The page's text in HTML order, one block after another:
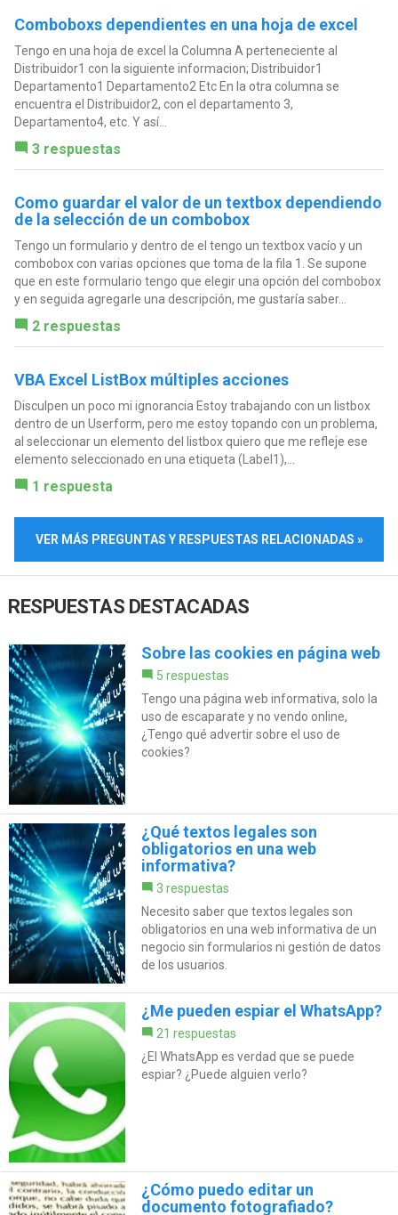
Comboboxs dependientes en una hoja de excel
Tengo en una hoja de excel la Columna A perteneciente al
Distribuidor1 con la siguiente informacion; Distribuidor1
Departamento1 Departamento2 Etc En la otra columna se
encuentra el Distribuidor2, con el departamento 3,
Departamento4, etc. Y así...
3 respuestas
Como guardar el valor de un textbox dependiendo
de la selección de un combobox
Tengo un formulario y dentro de el tengo un textbox vacío y un
combobox con varias opciones que toma de la fila 1. Se supone
que en este formulario tengo que elegir una opción del combobox
y en seguida agregarle una descripción, me gustaría saber...
2 respuestas
VBA Excel ListBox múltiples acciones
Disculpen un poco mi ignorancia Estoy trabajando con un listbox
dentro de un Userform, pero me estoy topando con un problema,
al seleccionar un elemento del listbox quiero que me refleje ese
elemento seleccionado en una etiqueta (Label1),...
1 respuesta
VER MÁS PREGUNTAS Y RESPUESTAS RELACIONADAS »
RESPUESTAS DESTACADAS
Sobre las cookies en página web
5 respuestas
Tengo una página web informativa, solo la
uso de escaparate y no vendo online,
¿Tengo qué advertir sobre el uso de
cookies?
¿Qué textos legales son
obligatorios en una web
informativa?
3 respuestas
Necesito saber que textos legales son
obligatorios en una web informativa de un
negocio sin formularios ni gestión de datos
de los usuarios.
¿Me pueden espiar el WhatsApp?
21 respuestas
¿El WhatsApp es verdad que se puede
espiar? ¿Puede alguien verlo?
¿Cómo puedo editar un
documento fotografiado?